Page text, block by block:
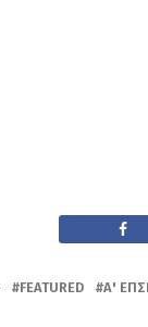
FEATURED Α'